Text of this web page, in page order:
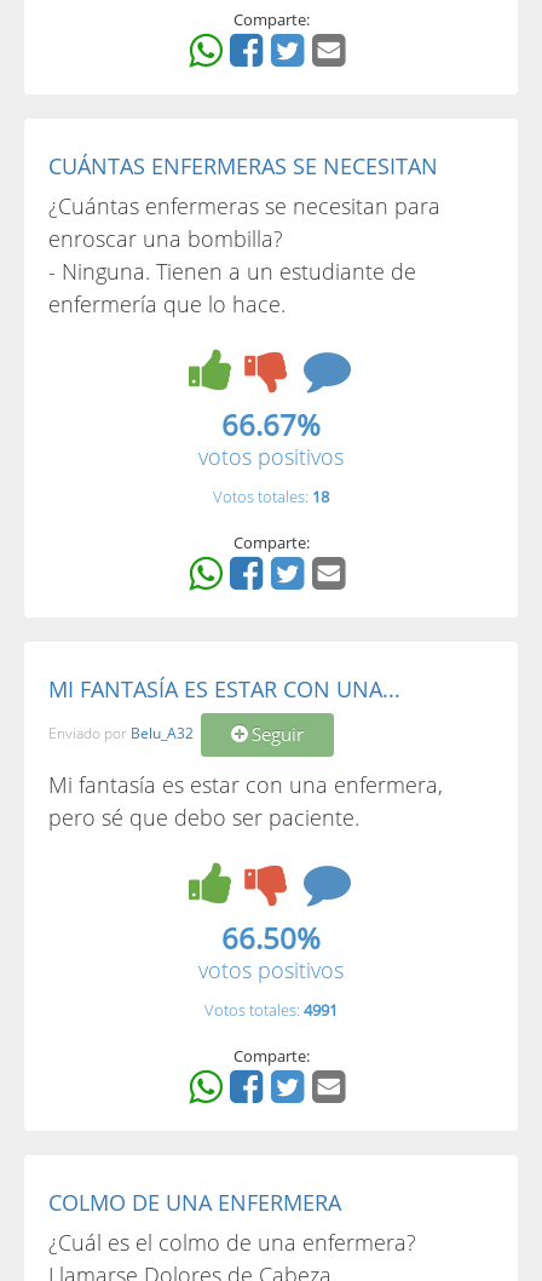
Comparte:
CUÁNTAS ENFERMERAS SE NECESITAN
¿Cuántas enfermeras se necesitan para
enroscar una bombilla?
- Ninguna. Tienen a un estudiante de
enfermería que lo hace.
66.67%
votos positivos
Votos totales: 18
Comparte:
MI FANTASÍA ES ESTAR CON UNA...
Enviado por Belu_A32 Seguir
Mi fantasía es estar con una enfermera,
pero sé que debo ser paciente.
66.50%
votos positivos
Votos totales: 4991
Comparte:
COLMO DE UNA ENFERMERA
¿Cuál es el colmo de una enfermera?
Llamarse Dolores de Cabeza.